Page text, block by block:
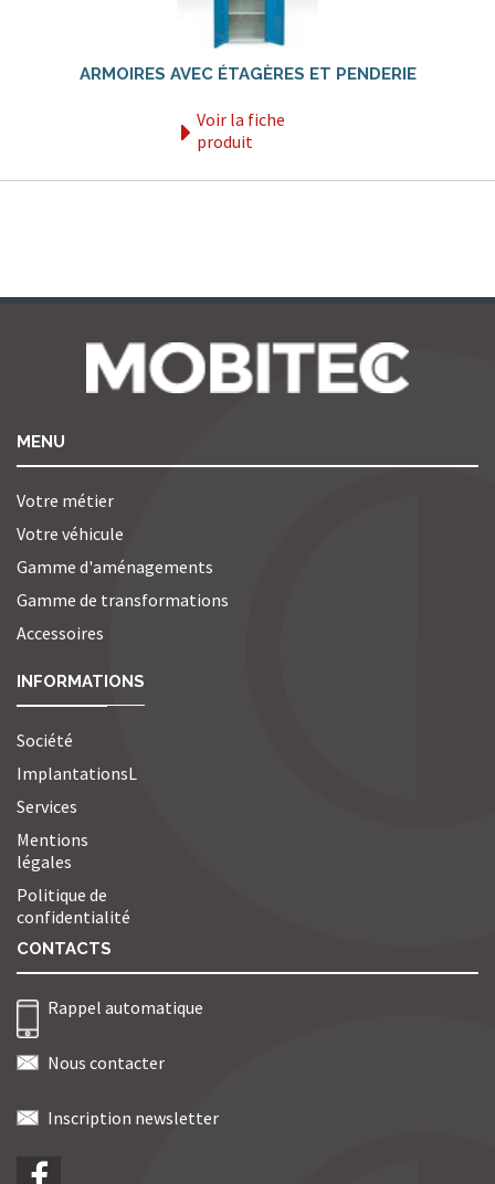
ARMOIRES AVEC ÉTAGÈRES ET PENDERIE
Voir la fiche
produit
MENU
Votre métier
Votre véhicule
Gamme d'aménagements
Gamme de transformations
Accessoires
INFORMATIONS
Société
ImplantationsL
Services
Mentions
légales
Politique de
confidentialité
CONTACTS
Rappel automatique
Nous contacter
Inscription newsletter